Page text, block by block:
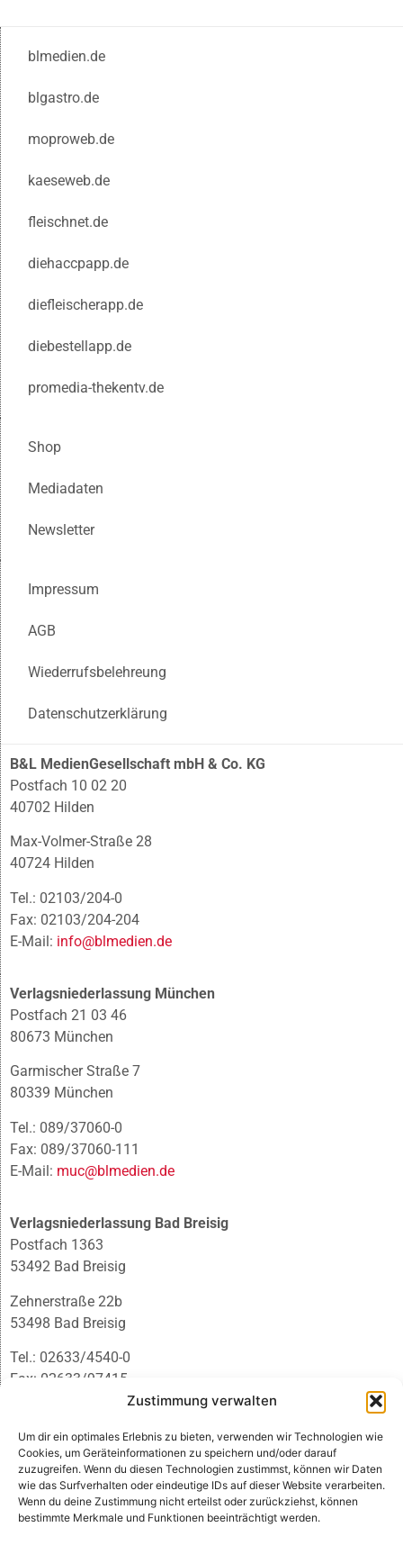
Zustimmung verwalten
Um dir ein optimales Erlebnis zu bieten, verwenden wir Technologien wie
Cookies, um Geräteinformationen zu speichern und/oder darauf
zuzugreifen. Wenn du diesen Technologien zustimmst, können wir Daten
wie das Surfverhalten oder eindeutige IDs auf dieser Website verarbeiten.
Wenn du deine Zustimmung nicht erteilst oder zurückziehst, können
bestimmte Merkmale und Funktionen beeinträchtigt werden.
blmedien.de
blgastro.de
moproweb.de
kaeseweb.de
fleischnet.de
diehaccpapp.de
diefleischerapp.de
diebestellapp.de
promedia-thekentv.de
Shop
Mediadaten
Newsletter
Impressum
AGB
Wiederrufsbelehreung
Datenschutzerklärung
B&L MedienGesellschaft mbH & Co. KG
Postfach 10 02 20
40702 Hilden
Max-Volmer-Straße 28
40724 Hilden
Tel.: 02103/204-0
Fax: 02103/204-204
E-Mail: info@blmedien.de
Verlagsniederlassung München
Postfach 21 03 46
80673 München
Garmischer Straße 7
80339 München
Tel.: 089/37060-0
Fax: 089/37060-111
E-Mail: muc@blmedien.de
Verlagsniederlassung Bad Breisig
Postfach 1363
53492 Bad Breisig
Zehnerstraße 22b
53498 Bad Breisig
Tel.: 02633/4540-0
Fax: 02633/97415
infobb@blmedien.de